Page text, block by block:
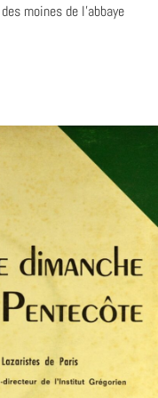
moines de l’abbaye